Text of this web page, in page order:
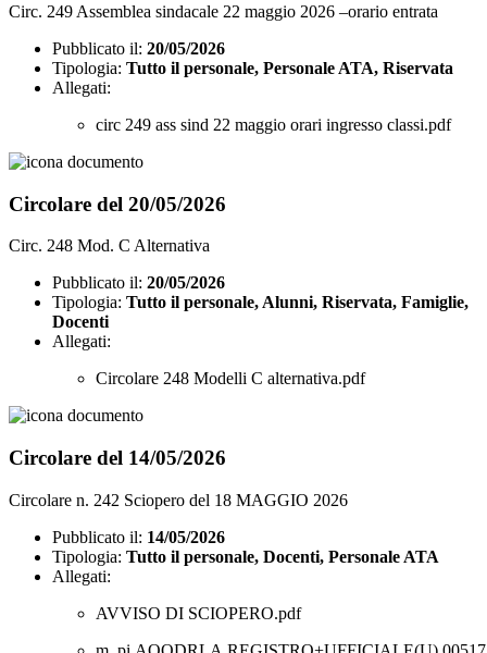
Circ. 249 Assemblea sindacale 22 maggio 2026 –orario entrata
Pubblicato il: 20/05/2026
Tipologia: Tutto il personale, Personale ATA, Riservata
Allegati:
circ 249 ass sind 22 maggio orari ingresso classi.pdf
Circolare del 20/05/2026
Circ. 248 Mod. C Alternativa
Pubblicato il: 20/05/2026
Tipologia: Tutto il personale, Alunni, Riservata, Famiglie,
Docenti
Allegati:
Circolare 248 Modelli C alternativa.pdf
Circolare del 14/05/2026
Circolare n. 242 Sciopero del 18 MAGGIO 2026
Pubblicato il: 14/05/2026
Tipologia: Tutto il personale, Docenti, Personale ATA
Allegati:
AVVISO DI SCIOPERO.pdf